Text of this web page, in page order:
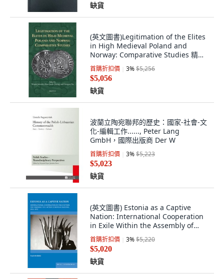
缺貨
(英文圖書)Legitimation of the Elites
in High Medieval Poland and
Norway: Comparative Studies 精裝
版, Brepols Publishers, 英文
首購折扣價 3%$5,256
$5,056
缺貨
波蘭立陶宛聯邦的歷史：國家-社會-文
化-編輯工作......, Peter Lang
GmbH，國際出版商 Der W
首購折扣價 3%$5,223
$5,023
缺貨
(英文圖書) Estonia as a Captive
Nation: International Cooperation
in Exile Within the Assembly of
Captiv... 精裝版, Brill Schoningh, 英
文
首購折扣價 3%$5,220
$5,020
缺貨